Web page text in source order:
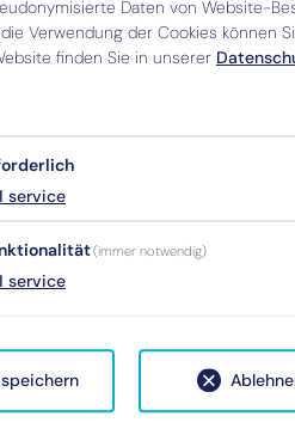
Daten von Website-
Verwendung der Cookies können
finden Sie in unserer
service
(immer notwendig)
service